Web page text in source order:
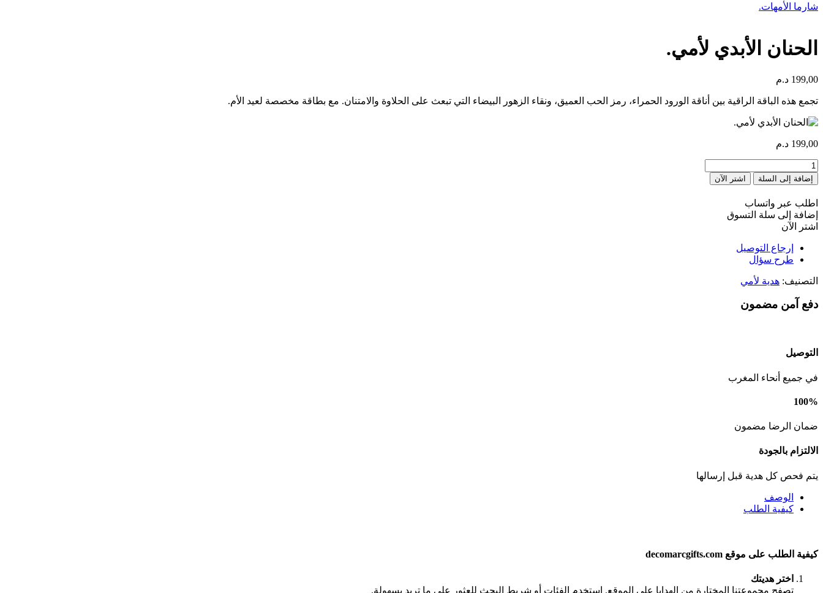
شارما الأمهات.
الحنان الأبدي لأمي.
199,00 د.م
تجمع هذه الباقة الراقية بين أناقة الورود الحمراء، رمز الحب العميق، ونقاء الزهور البيضاء التي تبعث على الحلاوة والامتنان. مع بطاقة مخصصة لعيد الأم.
199,00 د.م
كمية
Tendresse
éternelle
pour
maman.
إضافة إلى السلة اشتر الآن
اطلب عبر واتساب
إضافة إلى سلة التسوق
اشتر الآن
إرجاع التوصيل
طرح سؤال
التصنيف: هدية لأمي
دفع آمن مضمون
التوصيل
في جميع أنحاء المغرب
100%
ضمان الرضا مضمون
الالتزام بالجودة
يتم فحص كل هدية قبل إرسالها
الوصف
كيفية الطلب
كيفية الطلب على موقع decomarcgifts.com
اختر هديتك
تصفح مجموعتنا المختارة من الهدايا على الموقع. استخدم الفئات أو شريط البحث للعثور على ما تريد بسهولة.